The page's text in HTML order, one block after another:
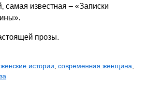
самая известная – «Записки
прозы.
женские истории современная женщина